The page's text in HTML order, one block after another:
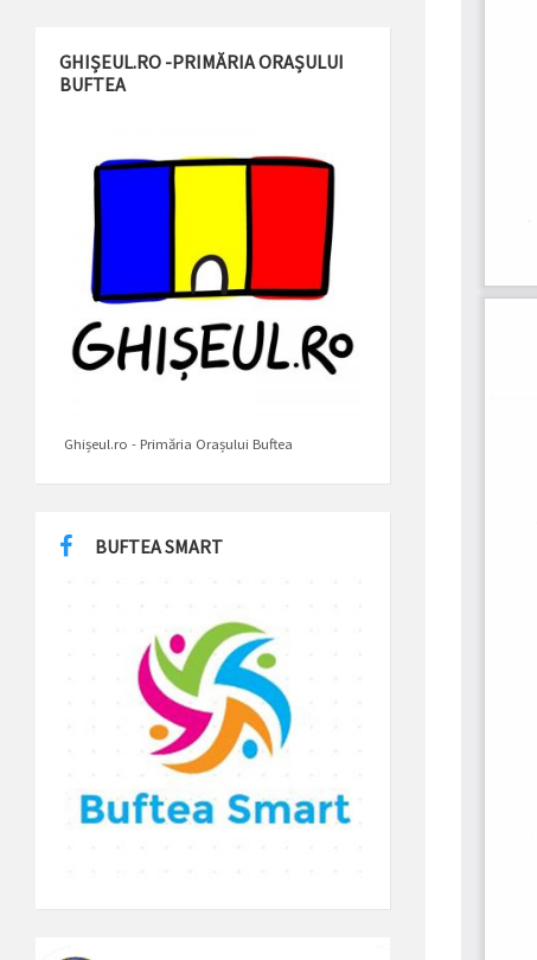
GHIȘEUL.RO -PRIMĂRIA ORAȘULUI
BUFTEA
Ghișeul.ro - Primăria Orașului Buftea
BUFTEA SMART